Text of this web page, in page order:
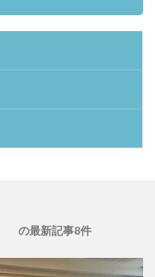
の最新記事8件